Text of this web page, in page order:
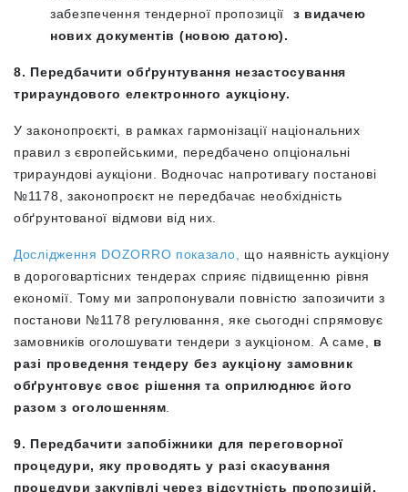
забезпечення тендерної пропозиції з видачею
нових документів (новою датою).
8. Передбачити обґрунтування незастосування
трираундового електронного аукціону.
У законопроєкті, в рамках гармонізації національних
правил з європейськими, передбачено опціональні
трираундові аукціони. Водночас напротивагу постанові
№1178, законопроєкт не передбачає необхідність
обґрунтованої відмови від них.
Дослідження DOZORRO показало,
що наявність аукціону
в дороговартісних тендерах сприяє підвищенню рівня
економії. Тому ми запропонували повністю запозичити з
постанови №1178 регулювання, яке сьогодні спрямовує
замовників оголошувати тендери з аукціоном. А саме, в
разі проведення тендеру без аукціону замовник
обґрунтовує своє рішення та оприлюднює його
разом з оголошенням
9. Передбачити запобіжники для переговорної
процедури, яку проводять у разі скасування
процедури закупівлі через відсутність пропозицій.